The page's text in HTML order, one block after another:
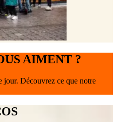
AIMENT ?
jour. Découvrez ce que notre